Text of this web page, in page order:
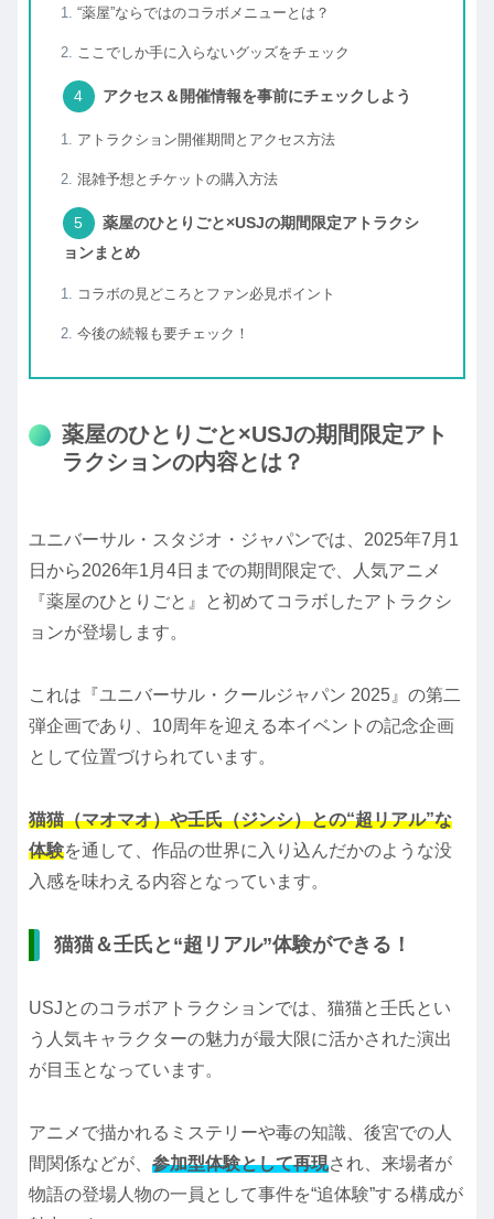
“薬屋”ならではのコラボメニューとは？
ここでしか手に入らないグッズをチェック
アクセス＆開催情報を事前にチェックしよう
アトラクション開催期間とアクセス方法
混雑予想とチケットの購入方法
薬屋のひとりごと×USJの期間限定アトラクシ
ョンまとめ
コラボの見どころとファン必見ポイント
今後の続報も要チェック！
薬屋のひとりごと×USJの期間限定アト
ラクションの内容とは？
ユニバーサル・スタジオ・ジャパンでは、2025年7月1
日から2026年1月4日までの期間限定で、人気アニメ
『薬屋のひとりごと』と初めてコラボしたアトラクシ
ョンが登場します。
これは『ユニバーサル・クールジャパン 2025』の第二
弾企画であり、10周年を迎える本イベントの記念企画
として位置づけられています。
猫猫（マオマオ）や壬氏（ジンシ）との“超リアル”な
体験を通して、作品の世界に入り込んだかのような没
入感を味わえる内容となっています。
猫猫＆壬氏と“超リアル”体験ができる！
USJとのコラボアトラクションでは、猫猫と壬氏とい
う人気キャラクターの魅力が最大限に活かされた演出
が目玉となっています。
アニメで描かれるミステリーや毒の知識、後宮での人
間関係などが、 参加型体験として再現され、来場者が
物語の登場人物の一員として事件を“追体験”する構成が